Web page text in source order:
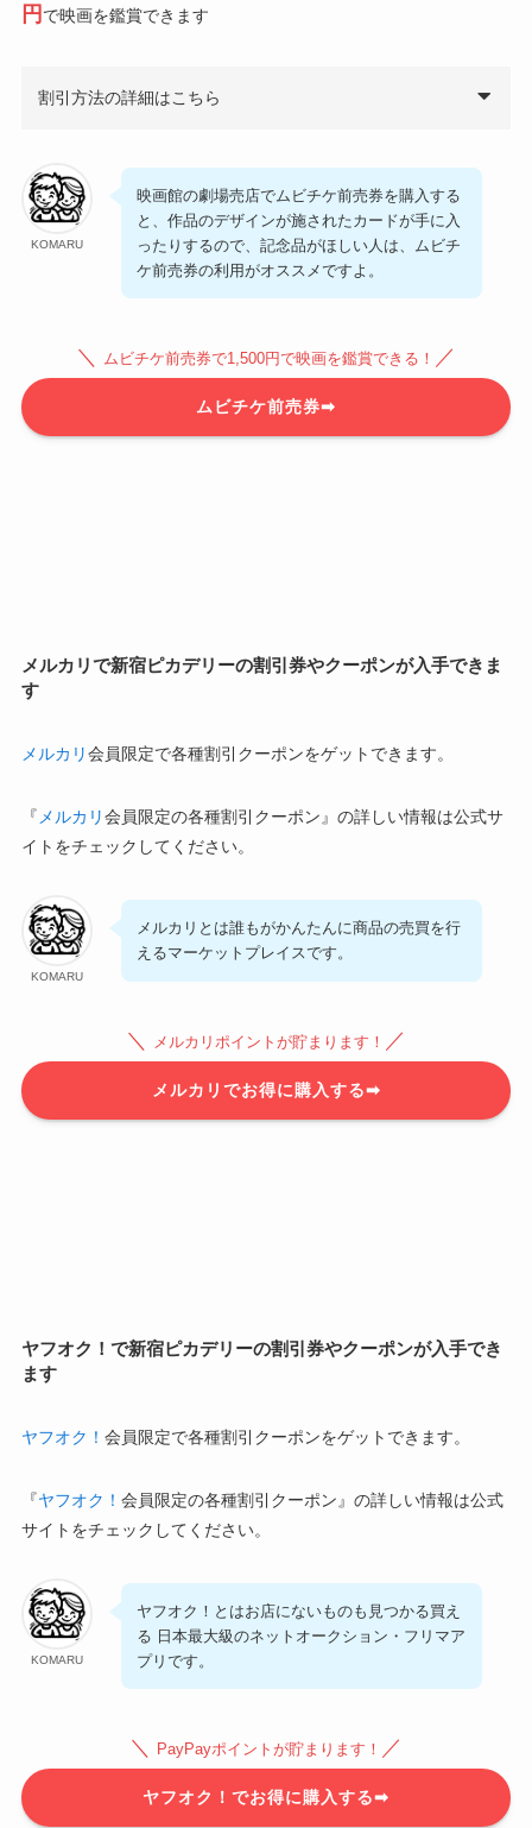
円 で映画を鑑賞できます
割引方法の詳細はこちら
KOMARU
映画館の劇場売店でムビチケ前売券を購入する
と、作品のデザインが施されたカードが手に入
ったりするので、記念品がほしい人は、ムビチ
ケ前売券の利用がオススメですよ。
＼ ムビチケ前売券で1,500円で映画を鑑賞できる！ ／
ムビチケ前売券➡
メルカリで新宿ピカデリーの割引券やクーポンが入手できま
す
メルカリ会員限定で各種割引クーポンをゲットできます。
『 メルカリ会員限定の各種割引クーポン』の詳しい情報は公式サ
イトをチェックしてください。
KOMARU
メルカリとは誰もがかんたんに商品の売買を行
えるマーケットプレイスです。
＼ メルカリポイントが貯まります！ ／
メルカリでお得に購入する➡
ヤフオク！で新宿ピカデリーの割引券やクーポンが入手でき
ます
ヤフオク！ 会員限定で各種割引クーポンをゲットできます。
『ヤフオク！ 会員限定の各種割引クーポン』の詳しい情報は公式
サイトをチェックしてください。
KOMARU
ヤフオク！とはお店にないものも見つかる買え
る 日本最大級のネットオークション・フリマア
プリです。
＼ PayPayポイントが貯まります！ ／
ヤフオク！でお得に購入する➡